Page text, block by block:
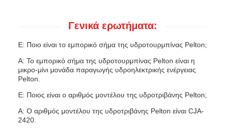
Γενικά ερωτήματα:
Ε: Ποιο είναι το εμπορικό σήμα της υδροτουρμπίνας Pelton;
Α: Το εμπορικό σήμα της υδροτουρμπίνας Pelton είναι η
μικρο-μίνι μονάδα παραγωγής υδροηλεκτρικής ενέργειας
Pelton.
Ε: Ποιος είναι ο αριθμός μοντέλου της υδροτριβάνης Pelton;
Α: Ο αριθμός μοντέλου της υδροτριβάνης Pelton είναι CJA-
2420.